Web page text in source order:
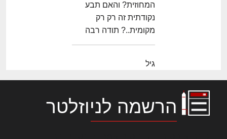
המחוזית? והאם תבע
נקודתית זה רק רק
מקומית..? תודה רבה
גיל
הרשמה לניוזלטר